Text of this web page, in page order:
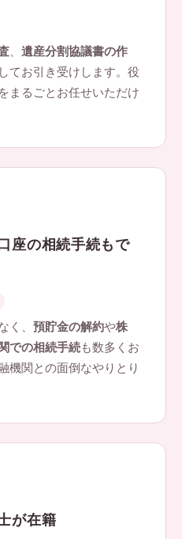
、 遺産分割協議書の作
てお引き受けします。役
まるごとお任せいただけ
座の相続手続もで
く、 預貯金の解約や株
での相続手続も数多くお
機関との面倒なやりとり
が在籍